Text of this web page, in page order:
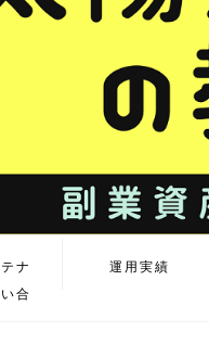
ナ
合
運用実績